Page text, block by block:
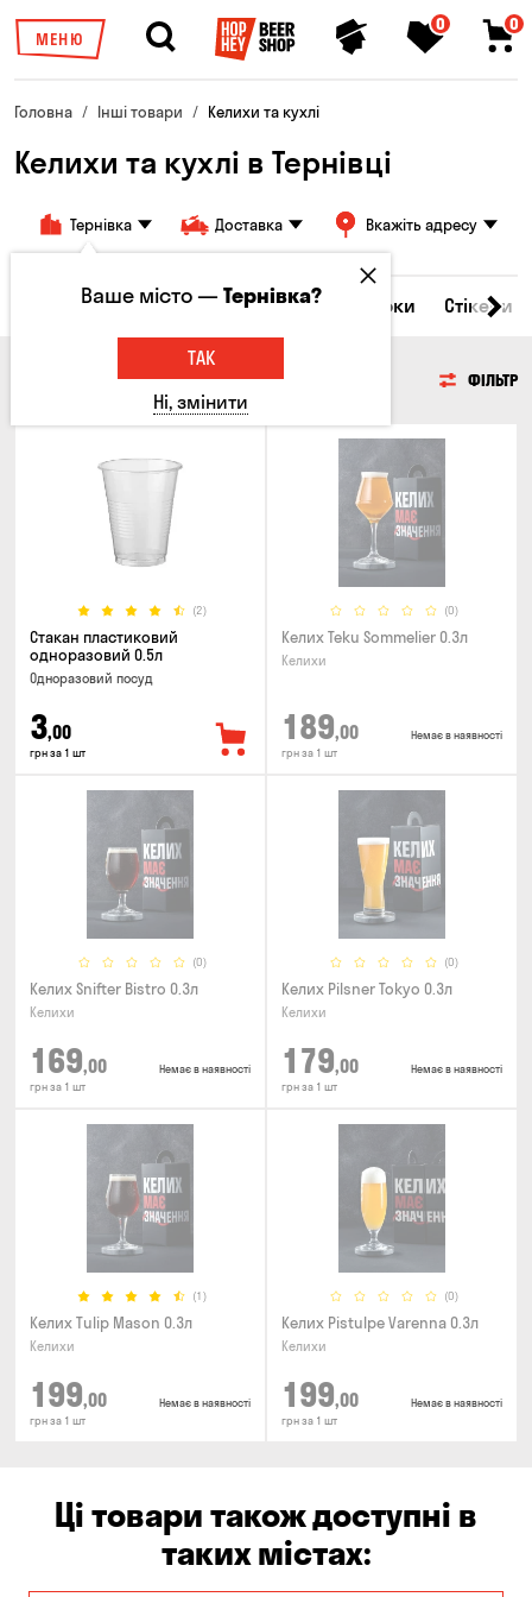
МЕНЮ
0 0
Головна Інші товари Келихи та кухлі
Келихи та кухлі в Тернівці
Тернівка Доставка Вкажіть адресу
Всі товари Келихи та кухлі Брелоки Стікери
КЕЛИХИ ТА КУХЛІ ФІЛЬТР
(2)
Стакан пластиковий
одноразовий 0.5л
Одноразовий посуд
3,00
грн за 1 шт
(0)
Келих Teku Sommelier 0.3л
Келихи
189,00
грн за 1 шт
Немає в наявності
(0)
Келих Snifter Bistro 0.3л
Келихи
169,00
грн за 1 шт
Немає в наявності
(0)
Келих Pilsner Tokyo 0.3л
Келихи
179,00
грн за 1 шт
Немає в наявності
(1)
Келих Tulip Mason 0.3л
Келихи
199,00
грн за 1 шт
Немає в наявності
(0)
Келих Pistulpe Varenna 0.3л
Келихи
199,00
грн за 1 шт
Немає в наявності
Ці товари також доступні в
таких містах:
Ваше місто —Тернівка?
ТАК
Ні, змінити